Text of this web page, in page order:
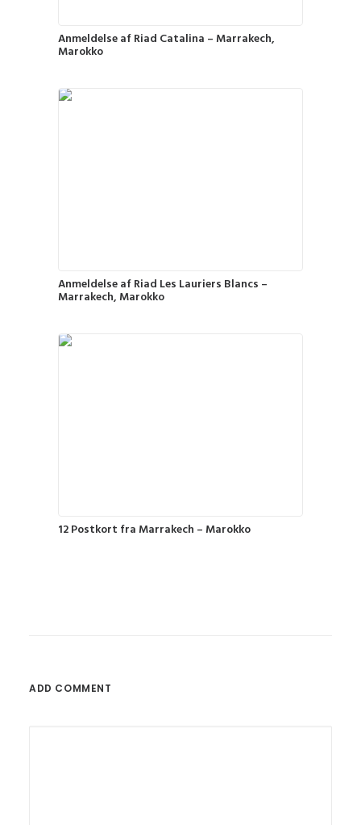
Anmeldelse af Riad Catalina – Marrakech,
Marokko
Anmeldelse af Riad Les Lauriers Blancs –
Marrakech, Marokko
12 Postkort fra Marrakech – Marokko
ADD COMMENT